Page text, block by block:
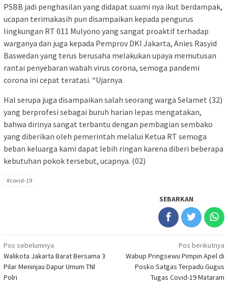
PSBB jadi penghasilan yang didapat suami nya ikut berdampak,
ucapan terimakasih pun disampaikan kepada pengurus
lingkungan RT 011 Mulyono yang sangat proaktif terhadap
warganya dan juga kepada Pemprov DKI Jakarta, Anies Rasyid
Baswedan yang terus berusaha melakukan upaya memutusan
rantai penyebaran wabah virus corona, semoga pandemi
corona ini cepat teratasi. “Ujarnya.
Hal serupa juga disampaikan salah seorang warga Selamet (32)
yang berprofesi sebagai buruh harian lepas mengatakan,
bahwa dirinya sangat terbantu dengan pembagian sembako
yang diberikan oleh pemerintah melalui Ketua RT semoga
beban keluarga kami dapat lebih ringan karena diberi beberapa
kebutuhan pokok tersebut, ucapnya. (02)
#covid-19
SEBARKAN
Navigasi
pos
Pos sebelumnya
Walikota Jakarta Barat Bersama 3
Pilar Meninjau Dapur Umum TNI
Polri
Pos berikutnya
Wabup Pringsewu Pimpin Apel di
Posko Satgas Terpadu Gugus
Tugas Covid-19 Mataram